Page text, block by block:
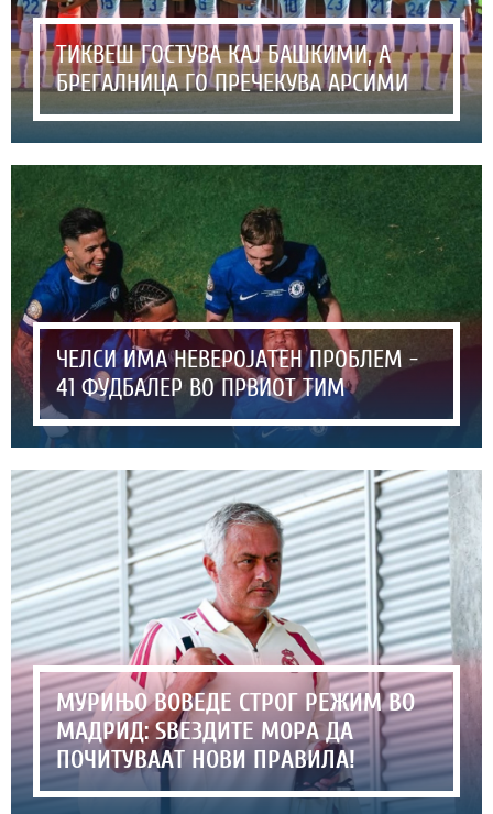
ТИКВЕШ ГОСТУВА КАЈ БАШКИМИ, А
БРЕГАЛНИЦА ГО ПРЕЧЕКУВА АРСИМИ
ЧЕЛСИ ИМА НЕВЕРОЈАТЕН ПРОБЛЕМ -
41 ФУДБАЛЕР ВО ПРВИОТ ТИМ
МУРИЊО ВОВЕДЕ СТРОГ РЕЖИМ ВО
МАДРИД: ЅВЕЗДИТЕ МОРА ДА
ПОЧИТУВААТ НОВИ ПРАВИЛА!